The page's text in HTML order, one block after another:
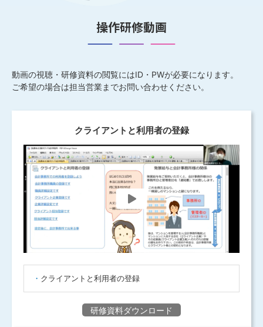
操作研修動画
動画の視聴・研修資料の閲覧にはID・PWが必要になります。
ご希望の場合は担当営業までお問い合わせください。
クライアントと利用者の登録
クライアントと利用者の登録
研修資料ダウンロード